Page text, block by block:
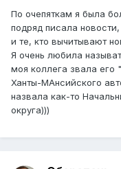
По очепяткам я была
подряд писала
и те, кто вычитывают
Я очень любила
моя коллега звала его
Ханты-МАнсийского
назвала как-то
округа)))